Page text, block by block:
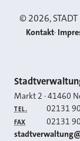
©2026,
Kontakt
Kontakt
Markt 2 ·41460
TEL. 02131
FAX 02131
E-MAIL